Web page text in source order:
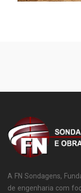
A FN Sondagens,
de engenharia com